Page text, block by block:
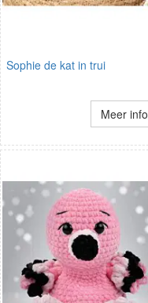
Sophie de kat in trui
Meer info